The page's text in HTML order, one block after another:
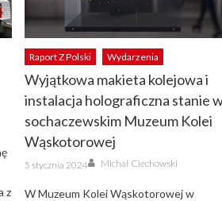
z
Raport Z Polski Wydarzenia
Wyjątkowa makieta kolejowa i
instalacja holograficzna stanie
sochaczewskim Muzeum Kolei
Wąskotorowej
Posted
on
5 stycznia 2024 Author
Michał Ciechowski
W Muzeum Kolei Wąskotorowej w